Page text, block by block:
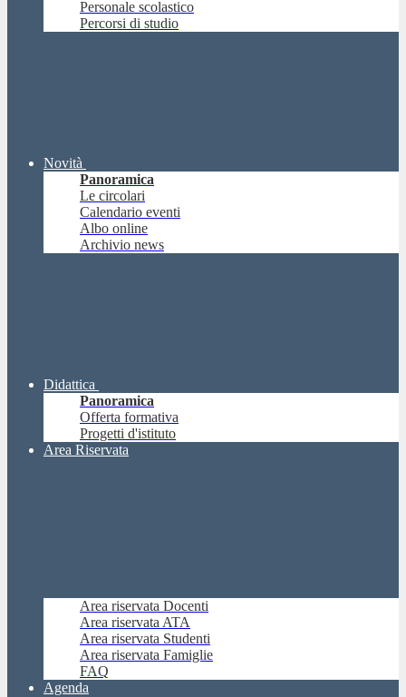
Personale scolastico
Percorsi di studio
Novità
Panoramica
Le circolari
Calendario eventi
Albo online
Archivio news
Didattica
Panoramica
Offerta formativa
Progetti d'istituto
Area Riservata
Area riservata Docenti
Area riservata ATA
Area riservata Studenti
Area riservata Famiglie
FAQ
Agenda